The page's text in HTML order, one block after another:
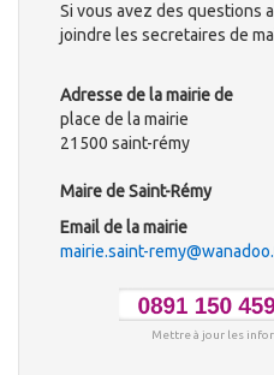
Si vous avez des questions
joindre les secretaires de
Adresse de la mairie de
place de la mairie
21500 saint-rémy
Maire de Saint-Rémy
Email de la mairie
mairie.saint-
Mettre à jour les